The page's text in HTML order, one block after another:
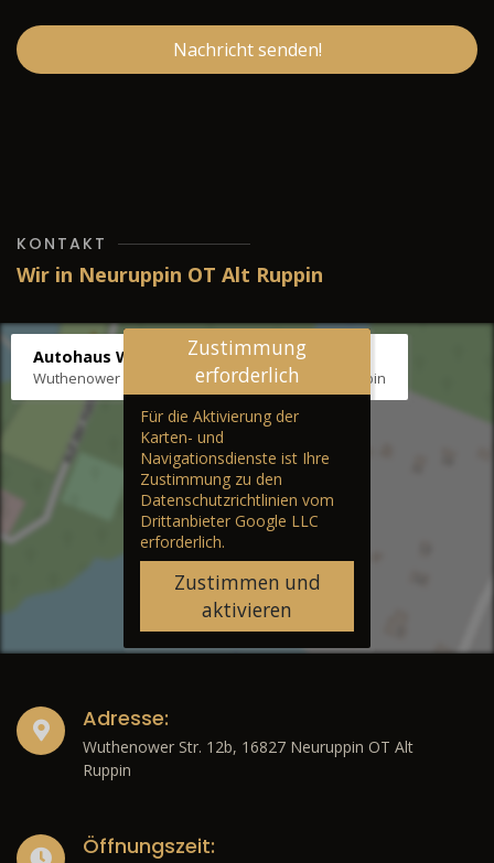
Nachricht senden!
KONTAKT
Wir in Neuruppin OT Alt Ruppin
Autohaus Wernicke
Wuthenower Str. 12b, 16827 Neuruppin OT Alt Ruppin
Zustimmung
erforderlich
Für die Aktivierung der
Karten- und
Navigationsdienste ist Ihre
Zustimmung zu den
Datenschutzrichtlinien vom
Drittanbieter Google LLC
erforderlich.
Zustimmen und
aktivieren
Adresse:
Wuthenower Str. 12b, 16827 Neuruppin OT Alt
Ruppin
Öffnungszeit: